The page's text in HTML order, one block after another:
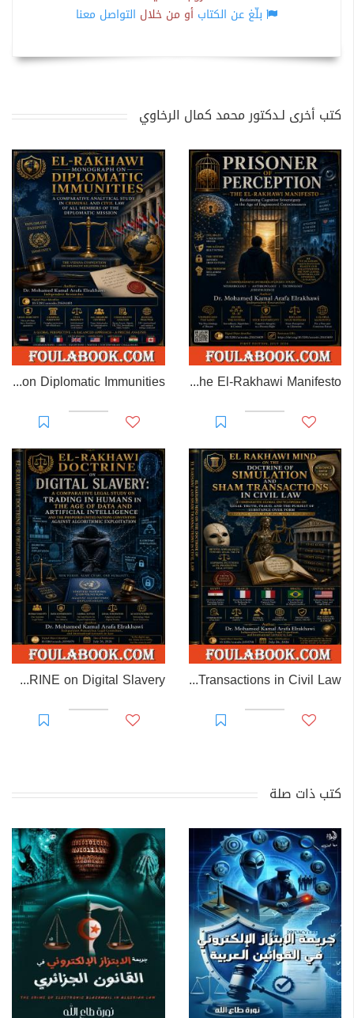
بلّغ عن الكتاب أو من خلال التواصل معنا
كتب أخرى لـدكتور محمد كمال الرخاوي
Prisoner of Perception: The El-Rakhawi Manifesto
EL-RAKHAWI MONOGRAPH on Diplomatic Immunities
EL RAKHAWI MIND on the Doctrine of Simulation and Sham Transactions in Civil Law
EL-RAKHAWI DOCTRINE on Digital Slavery
كتب ذات صلة